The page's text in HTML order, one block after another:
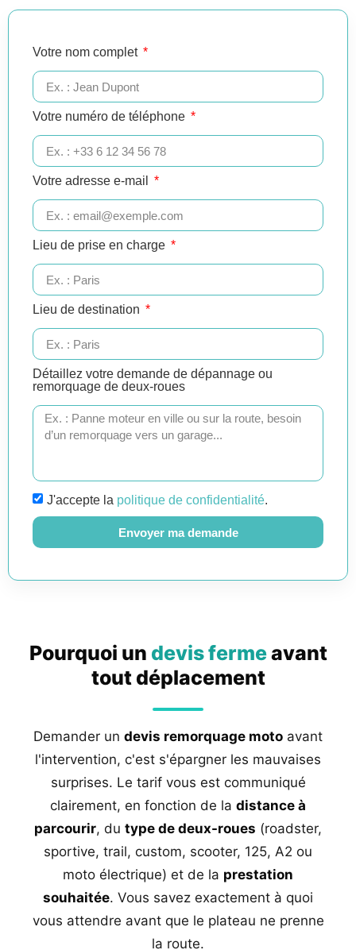
Votre nom complet
Votre numéro de téléphone
Votre adresse e-mail
Lieu de prise en charge
Lieu de destination
Détaillez votre demande de dépannage ou
remorquage de deux-roues
J'accepte la politique de confidentialité.
Envoyer ma demande
Pourquoi un devis fermeavant
tout déplacement
Demander un devis remorquage moto avant
l'intervention, c'est s'épargner les mauvaises
surprises. Le tarif vous est communiqué
clairement, en fonction de la distance à
parcourir, du type de deux-roues (roadster,
sportive, trail, custom, scooter, 125, A2 ou
moto électrique) et de la prestation
souhaitée. Vous savez exactement à quoi
vous attendre avant que le plateau ne prenne
la route.